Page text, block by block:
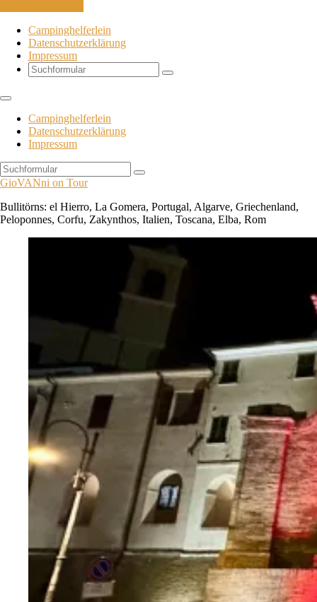
Campinghelferlein
Datenschutzerklärung
Impressum
Search
Campinghelferlein
Datenschutzerklärung
Impressum
Search
GioVANni on Tour
Bullitörns: el Hierro, La Gomera, Portugal, Algarve, Griechenland,
Peloponnes, Corfu, Zakynthos, Italien, Toscana, Elba, Rom